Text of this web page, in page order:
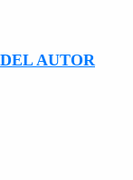
AUTOR